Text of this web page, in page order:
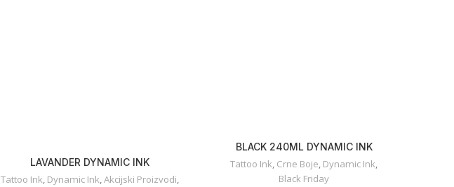
LAVANDER DYNAMIC INK
Tattoo Ink, Dynamic Ink,Akcijski Proizvodi,
BLACK 240ML DYNAMIC INK
Tattoo Ink Crne Boje Dynamic Ink
Black Friday